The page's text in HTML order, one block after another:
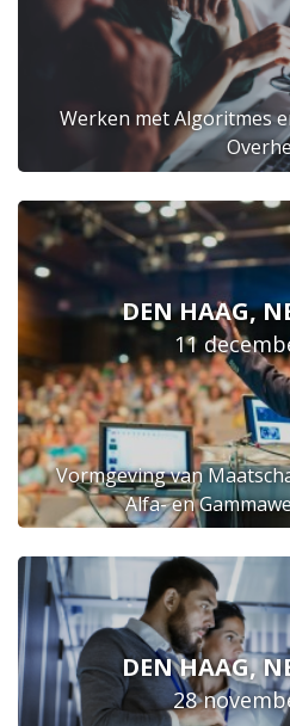
Werken met Algoritmes
DEN HAAG,
11
Vormgeving van
Alfa- en
DEN HAAG,
28